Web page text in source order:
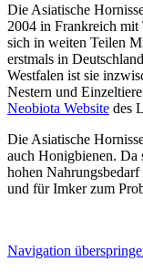
Die Asiatische
2004 in Frankreich mit
sich in weiten Teilen
erstmals in
Westfalen ist sie
Nestern und
Neobiota Website des
Die Asiatische
auch Honigbienen. Da
hohen
und für Imker zum
Navigation